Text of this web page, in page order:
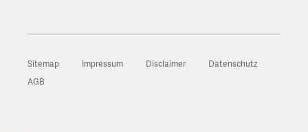
Sitemap Impressum Disclaimer
Datenschutz
AGB